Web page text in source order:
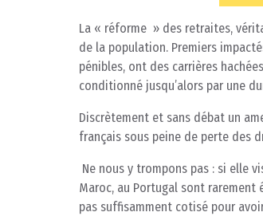
La « réforme » des retraites,
de la population. Premiers
pénibles, ont des carrières
conditionné jusqu’alors par une
Discrètement et sans débat un
français sous peine de perte des
Ne nous y trompons pas : si elle
Maroc, au Portugal sont rarement
pas suffisamment cotisé pour